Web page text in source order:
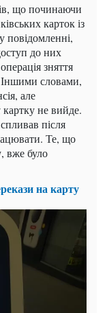
що починаючи
карток із
повідомленні,
до них
зняття
Іншими словами,
але
не вийде.
після
Те, що
вже було
на карту